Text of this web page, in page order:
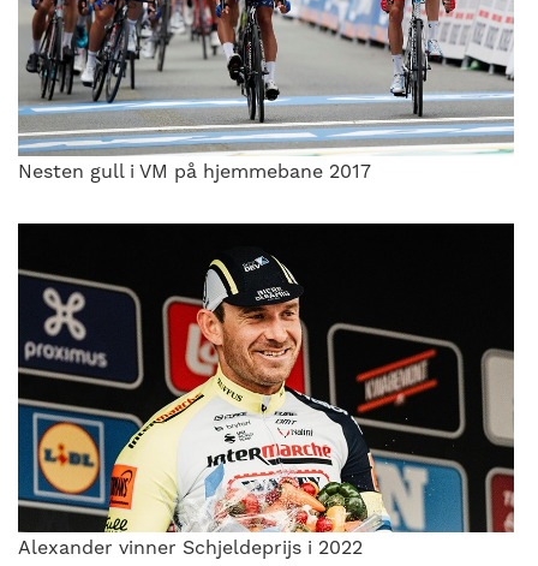
Nesten gull i VM på hjemmebane 2017
Alexander vinner Schjeldeprijs i 2022